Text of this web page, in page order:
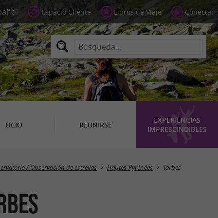
Espacio Cliente Libros de Viaje Conectar
OCIO REUNIRSE
EXPERIENCIAS
IMPRESCINDIBLES
Masquer la carte
/ Observación de estrellas Hautes-Pyrénées Tarbes